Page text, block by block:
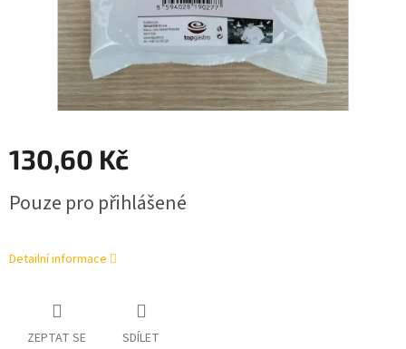
130,60 Kč
cena:
Pouze pro přihlášené
Detailní informace
ZEPTAT SE SDÍLET